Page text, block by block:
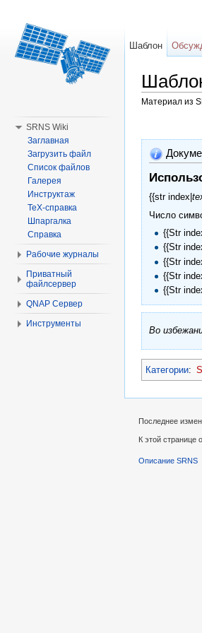
Материал из
{{str index|
Число
{{Str
{{Str
{{Str
{{Str
{{Str
Во
Категории:
Шаблон
SRNS Wiki
Заглавная
Загрузить файл
Список файлов
Галерея
Инструктаж
TeX-справка
Шпаргалка
Справка
Рабочие журналы
Приватный
файлсервер
QNAP Сервер
Инструменты
Последнее
К этой странице
Описание SRNS